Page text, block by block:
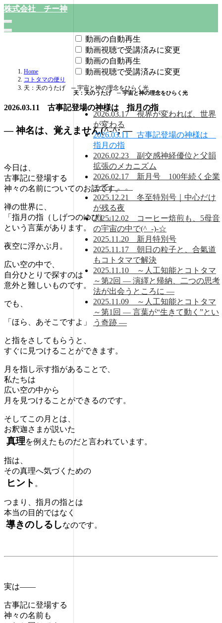
株式会社 チー神
動画の自動再生
動画視聴で受講済みに変更
動画の自動再生
動画視聴で受講済みに変更
天：天のうたげ ─ 宇宙と神の理念をひらく光
2026.03.17 視界が変われば、世界
が変わる
2026.03.11 古事記登場の神様は
指月の指
2026.02.23 副交感神経優位と父韻
拡張のメカニズム
2026.02.17 新月号 100年続く企業
って。。。
2025.12.21 冬至特別号｜中心だけ
が残る夜
2025.12.02 コーヒー焙煎も、5母音
の宇宙の中で(^_-)-☆
2025.11.20 新月特別号
2025.11.17 朝日の粒子と、合氣道
もコトタマで解決
2025.11.10 ～人工知能とコトタマ
～第2回 ― 演繹と帰納、二つの思考
法が出会うところに ―
2025.11.09 ～人工知能とコトタマ
～第1回 ― 言葉が“生きて動く”とい
う奇跡 ―
Home
コトタマの便り
天：天のうたげ ─ 宇宙と神の理念をひらく光
2026.03.11 古事記登場の神様は 指月の指
― 神名は、覚えません(^-^; ―
今日は、
古事記に登場する
神々の名前についてのお話です。
禅の世界に、
「指月の指（しげつのゆび）」
という言葉があります。
夜空に浮かぶ月。
広い空の中で、
自分ひとりで探すのは
意外と難しいものです。
でも、
「ほら、あそこですよ」
と指をさしてもらうと、
すぐに見つけることができます。
月を指し示す指があることで、
私たちは
広い空の中から
月を見つけることができるのです。
そしてこの月とは、
お釈迦さまが説いた
真理を例えたものだと言われています。
指は、
その真理へ気づくための
ヒント 。
つまり、指月の指とは
本当の目的ではなく
導きのしるしなのです。
実は――
古事記に登場する
神々の名前も